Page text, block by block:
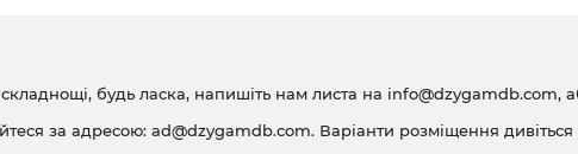
будь ласка, напишіть нам листа на info@dzygamdb.com,
за адресою: ad@dzygamdb.com. Варіанти розміщення дивіться